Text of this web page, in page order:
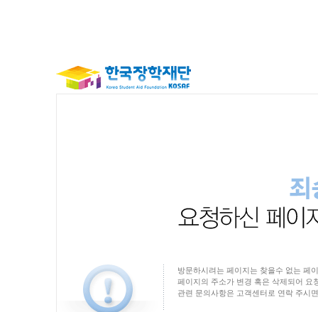
방문하시려는 페이지는 찾을수 없는 페
페이지의 주소가 변경 혹은 삭제되어 요
관련 문의사항은 고객센터로 연락 주시